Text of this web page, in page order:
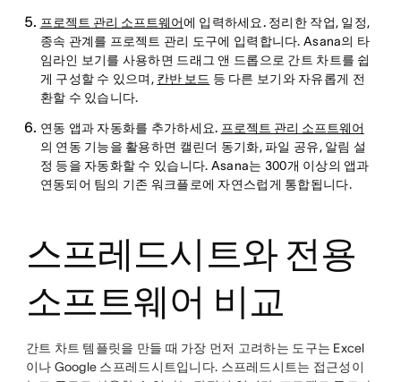
프로젝트 관리 소프트웨어에 입력하세요.정리한 작업, 일정,
종속 관계를 프로젝트 관리 도구에 입력합니다. Asana의 타
임라인 보기를 사용하면 드래그 앤 드롭으로 간트 차트를 쉽
게 구성할 수 있으며, 칸반 보드 등 다른 보기와 자유롭게 전
환할 수 있습니다.
연동 앱과 자동화를 추가하세요. 프로젝트 관리 소프트웨어
의 연동 기능을 활용하면 캘린더 동기화, 파일 공유, 알림 설
정 등을 자동화할 수 있습니다. Asana는 300개 이상의 앱과
연동되어 팀의 기존 워크플로에 자연스럽게 통합됩니다.
스프레드시트와 전용
소프트웨어 비교
간트 차트 템플릿을 만들 때 가장 먼저 고려하는 도구는 Excel
이나 Google 스프레드시트입니다. 스프레드시트는 접근성이